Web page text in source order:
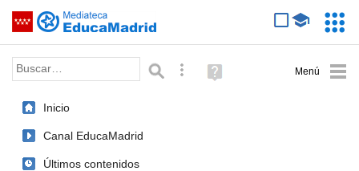
Saltar navegación
Palabra o frase: Búsqueda avanzada
Ayuda
(en
Inicio
Canal EducaMadrid
Últimos contenidos